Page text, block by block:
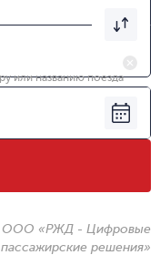
или названию поезда
ООО «РЖД - Цифровые
пассажирские решения»